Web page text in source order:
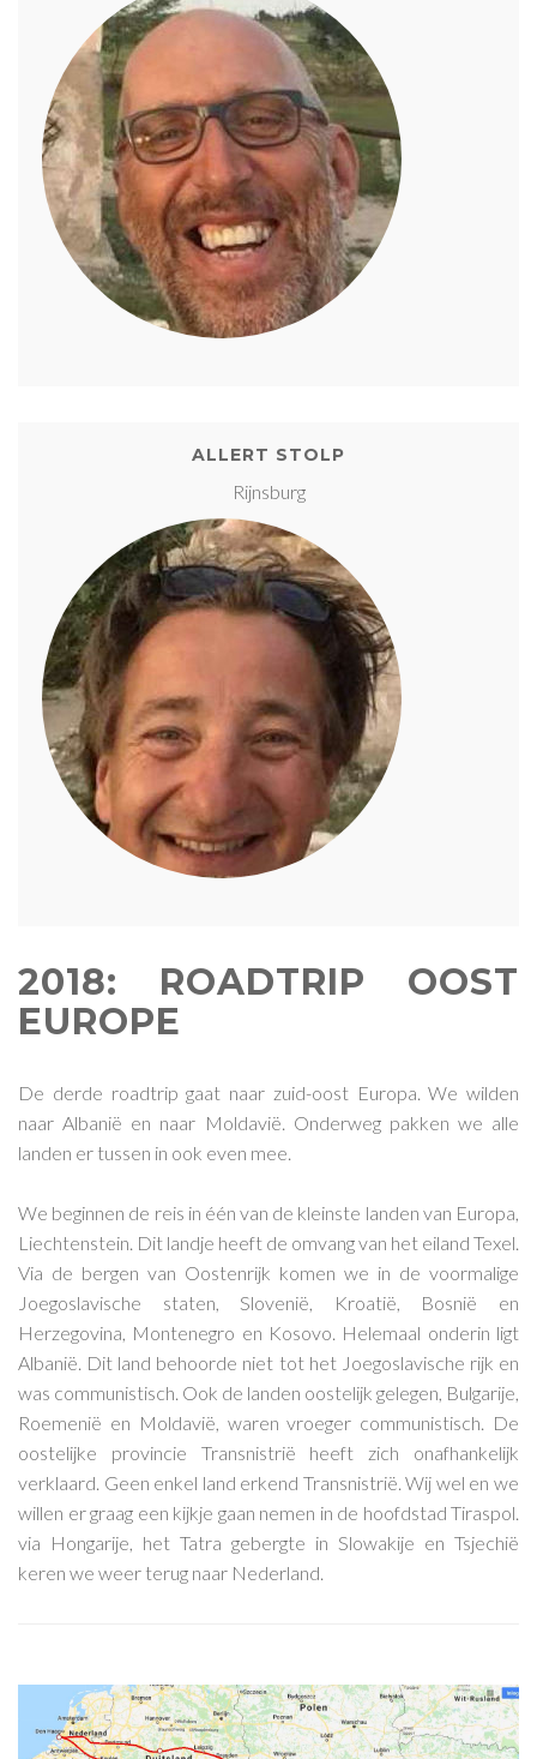
ALLERT STOLP
Rijnsburg
2018: ROADTRIP OOST
EUROPE
De derde roadtrip gaat naar zuid-oost Europa. We wilden
naar Albanië en naar Moldavië. Onderweg pakken we alle
landen er tussen in ook even mee.
We beginnen de reis in één van de kleinste landen van Europa,
Liechtenstein. Dit landje heeft de omvang van het eiland Texel.
Via de bergen van Oostenrijk komen we in de voormalige
Joegoslavische staten, Slovenië, Kroatië, Bosnië en
Herzegovina, Montenegro en Kosovo. Helemaal onderin ligt
Albanië. Dit land behoorde niet tot het Joegoslavische rijk en
was communistisch. Ook de landen oostelijk gelegen, Bulgarije,
Roemenië en Moldavië, waren vroeger communistisch. De
oostelijke provincie Transnistrië heeft zich onafhankelijk
verklaard. Geen enkel land erkend Transnistrië. Wij wel en we
willen er graag een kijkje gaan nemen in de hoofdstad Tiraspol.
via Hongarije, het Tatra gebergte in Slowakije en Tsjechië
keren we weer terug naar Nederland.